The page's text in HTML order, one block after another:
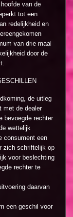
van de
tot een
redelijkheid en
van drie maal
door de
de uitleg
met de dealer
bevoegde rechter
wettelijk
consument een
zich schriftelijk op
voor beslechting
rechter te
daarvan
een geschil voor